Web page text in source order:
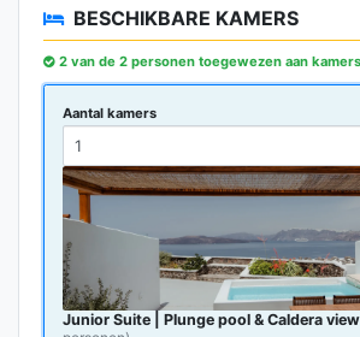
BESCHIKBARE KAMERS
2 van de 2 personen toegewezen aan kamers
Aantal kamers
Junior Suite | Plunge pool & Caldera view